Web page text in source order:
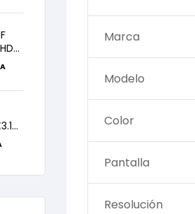
Marca
Modelo
Color
Pantalla
Resolución